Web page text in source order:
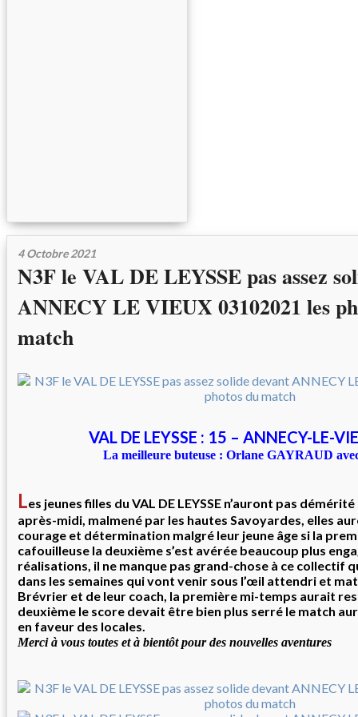
4 Octobre 2021
N3F le VAL DE LEYSSE pas assez
ANNECY LE VIEUX 03102021 les
match
VAL DE LEYSSE : 15 – ANNECY-LE-
La meilleure buteuse : Orlane GAYRAUD
Les jeunes filles du VAL DE LEYSSE n’auront pas
après-midi, malmené par les hautes Savoyardes, elles
courage et détermination malgré leur jeune âge si la
cafouilleuse la deuxième s’est avérée beaucoup plus
réalisations, il ne manque pas grand-chose à ce collectif
dans les semaines qui vont venir sous l’œil attendri et
Brévrier et de leur coach, la première mi-temps aurait
deuxième le score devait être bien plus serré le match
en faveur des locales.
Merci à vous toutes et à bientôt pour des nouvelles aventures